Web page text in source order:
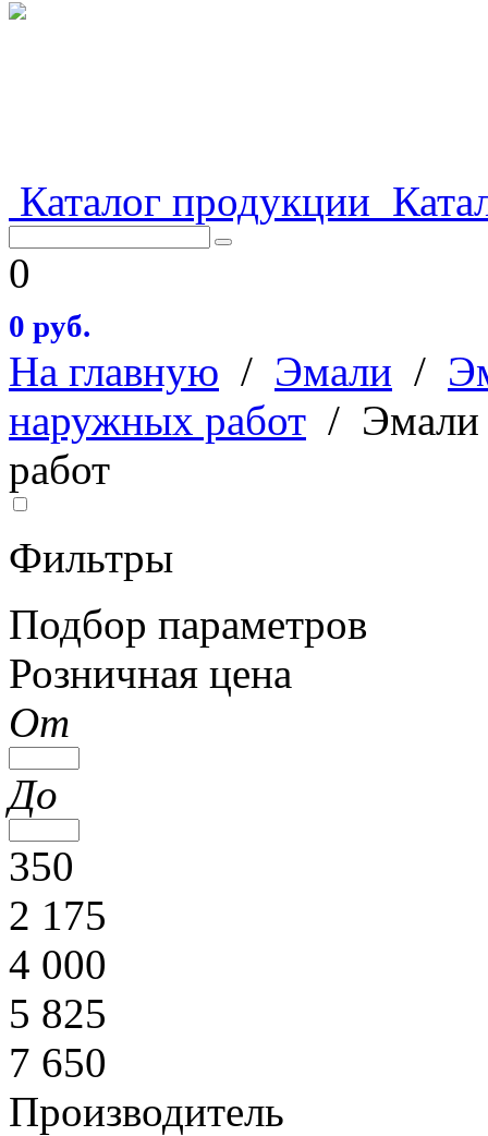
Каталог продукции
0
0 руб.
На главную / Эмали /
наружных работ / Эмали
работ
Фильтры
Подбор параметров
Розничная цена
От
До
350
2 175
4 000
5 825
7 650
Производитель